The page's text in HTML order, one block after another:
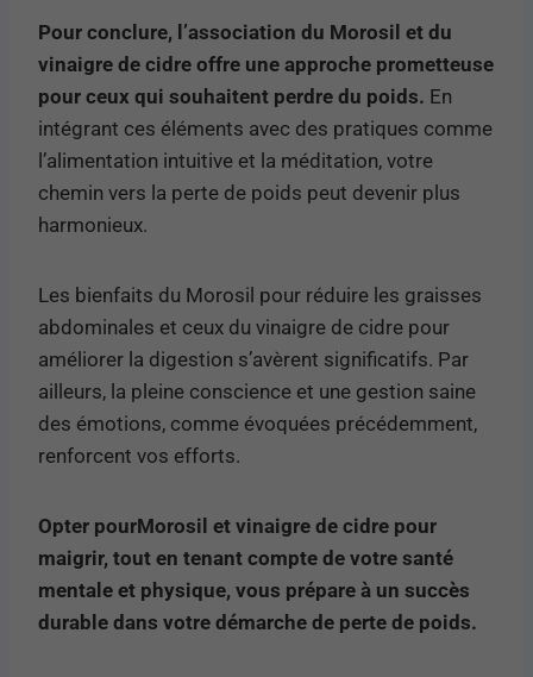
Pour conclure, l’association du Morosil et du
vinaigre de cidre offre une approche prometteuse
pour ceux qui souhaitent perdre du poids. En
intégrant ces éléments avec des pratiques comme
l’alimentation intuitive et la méditation, votre
chemin vers la perte de poids peut devenir plus
harmonieux.
Les bienfaits du Morosil pour réduire les graisses
abdominales et ceux du vinaigre de cidre pour
améliorer la digestion s’avèrent significatifs. Par
ailleurs, la pleine conscience et une gestion saine
des émotions, comme évoquées précédemment,
renforcent vos efforts.
Opter pourMorosil et vinaigre de cidre pour
maigrir, tout en tenant compte de votre santé
mentale et physique, vous prépare à un succès
durable dans votre démarche de perte de poids.